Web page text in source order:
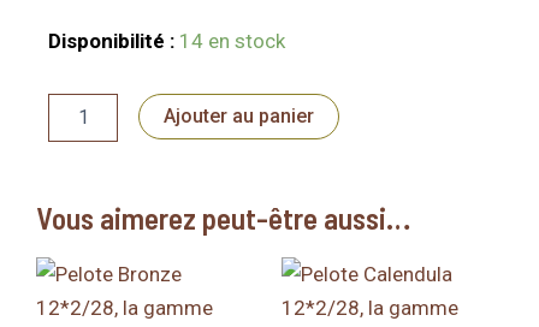
Disponibilité : 14 en stock
quantité
lauze
la
"Maqui"
Ajouter au panier
Vous aimerez peut-être aussi…